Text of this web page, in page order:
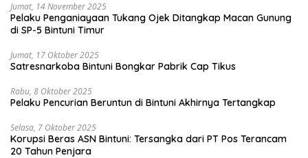
Jumat, 14 November 2025
Pelaku Penganiayaan Tukang Ojek Ditangkap Macan Gunung
di SP-5 Bintuni Timur
Jumat, 17 Oktober 2025
Satresnarkoba Bintuni Bongkar Pabrik Cap Tikus
Rabu, 8 Oktober 2025
Pelaku Pencurian Beruntun di Bintuni Akhirnya Tertangkap
Selasa, 7 Oktober 2025
Korupsi Beras ASN Bintuni: Tersangka dari PT Pos Terancam
20 Tahun Penjara